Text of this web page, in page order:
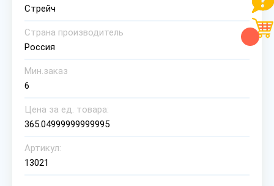
Стрейч
Страна производитель
Россия
Мин.заказ
6
Цена за ед. товара:
365.04999999999995
Артикул:
13021